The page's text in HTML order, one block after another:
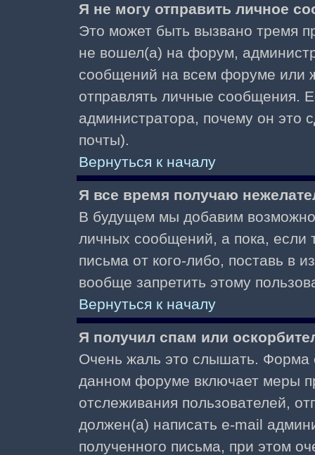
Я не могу отправить личное
Это может быть вызвано тремя
не вошел(а) на форум,
сообщений на всем форуме или
отправлять личные сообщения.
администратора, почему он это
почты).
Вернуться к началу
Я все время получаю
В будущем мы добавим
личных сообщений, а пока, если
письма от кого-либо, поставь в
вообще запретить этому
Вернуться к началу
Я получил спам или
Очень жаль это слышать. Форма
данном форуме включает меры
отслеживания пользователей,
должен(а) написать e-mail
полученного письма, при этом